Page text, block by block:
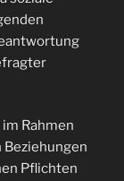
Rahmen
Pflichten